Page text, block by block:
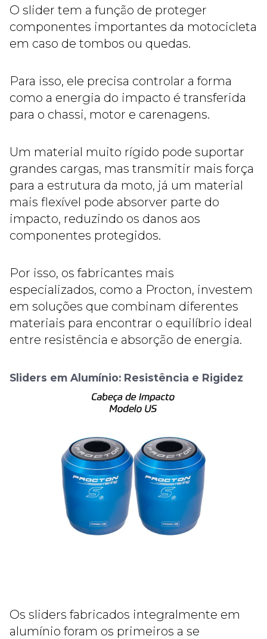
O slider tem a função de proteger
componentes importantes da motocicleta
em caso de tombos ou quedas.
Para isso, ele precisa controlar a forma
como a energia do impacto é transferida
para o chassi, motor e carenagens.
Um material muito rígido pode suportar
grandes cargas, mas transmitir mais força
para a estrutura da moto, já um material
mais flexível pode absorver parte do
impacto, reduzindo os danos aos
componentes protegidos.
Por isso, os fabricantes mais
especializados, como a Procton, investem
em soluções que combinam diferentes
materiais para encontrar o equilíbrio ideal
entre resistência e absorção de energia.
Sliders em Alumínio: Resistência e Rigidez
Os sliders fabricados integralmente em
alumínio foram os primeiros a se